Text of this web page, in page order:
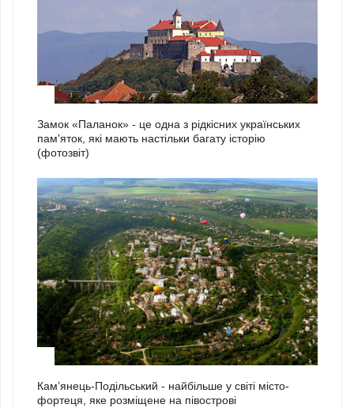
Замок «Паланок» - це одна з рідкісних українських
пам'яток, які мають настільки багату історію
(фотозвіт)
Кам’янець-Подільський - найбільше у світі місто-
фортеця, яке розміщене на півострові